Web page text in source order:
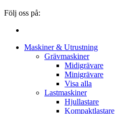
Följ oss på:
Close
Maskiner & Utrustning
Grävmaskiner
Midigrävare
Minigrävare
Visa alla
Lastmaskiner
Hjullastare
Kompaktlastare